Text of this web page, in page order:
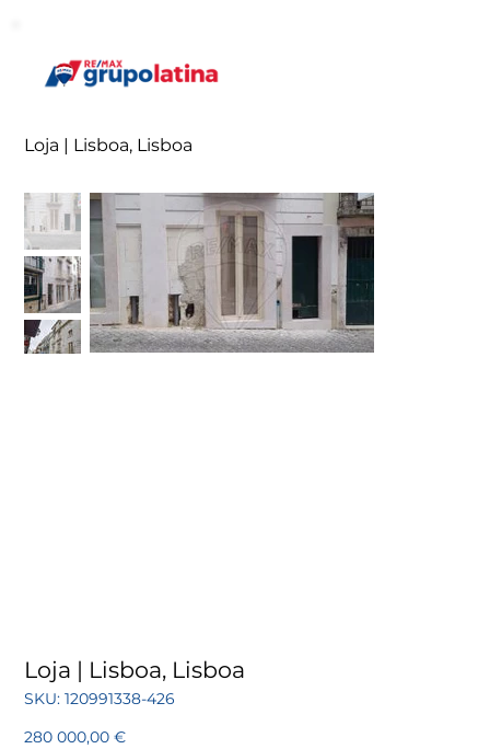
Loja | Lisboa, Lisboa
Loja | Lisboa, Lisboa
SKU: SKU
120991338-
120991338-426
Preço
280 000,00 €